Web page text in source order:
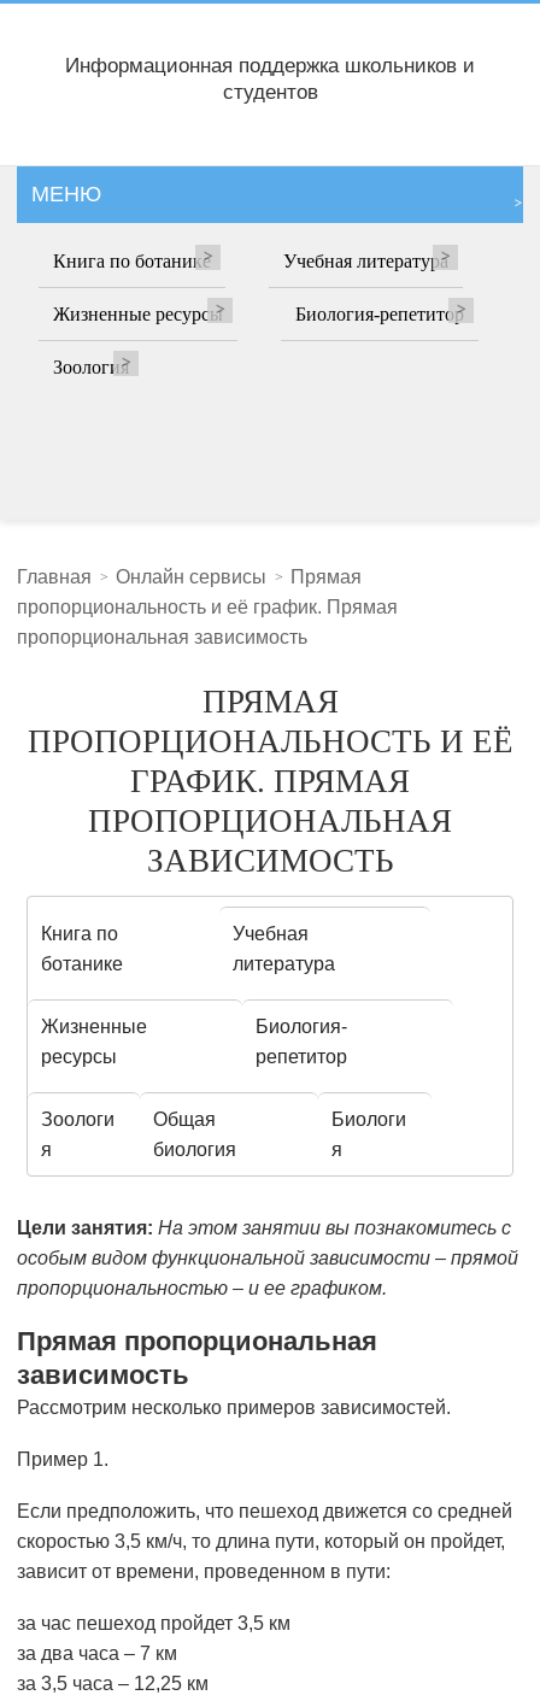
Информационная поддержка школьников и
студентов
МЕНЮ
Книга по ботанике Учебная литература
Жизненные ресурсы Биология-репетитор
Зоология
Главная Онлайн сервисы
Прямая
пропорциональность и её график. Прямая
пропорциональная зависимость
ПРЯМАЯ
ПРОПОРЦИОНАЛЬНОСТЬ И ЕЁ
ГРАФИК. ПРЯМАЯ
ПРОПОРЦИОНАЛЬНАЯ
ЗАВИСИМОСТЬ
Книга по
ботанике
Учебная
литература
Жизненные
ресурсы
Биология-
репетитор
Зоологи
я
Общая
биология
Биологи
я
Цели занятия: На этом занятии вы познакомитесь с
особым видом функциональной зависимости – прямой
пропорциональностью – и ее графиком.
Прямая пропорциональная
зависимость
Рассмотрим несколько примеров зависимостей.
Пример 1.
Если предположить, что пешеход движется со средней
скоростью 3,5 км/ч, то длина пути, который он пройдет,
зависит от времени, проведенном в пути:
за час пешеход пройдет 3,5 км
за два часа – 7 км
за 3,5 часа – 12,25 км